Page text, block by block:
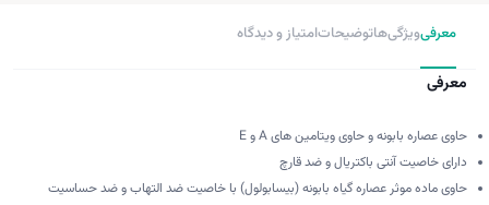
معرفیویژگی‌هاتوضیحاتامتیاز و دیدگاه
معرفی
حاوی عصاره بابونه و حاوی ویتامین های A و E
دارای خاصیت آنتی باکتریال و ضد قارچ
حاوی ماده موثر عصاره گیاه بابونه (بیسابولول) با خاصیت ضد التهاب و ضد حساسیت